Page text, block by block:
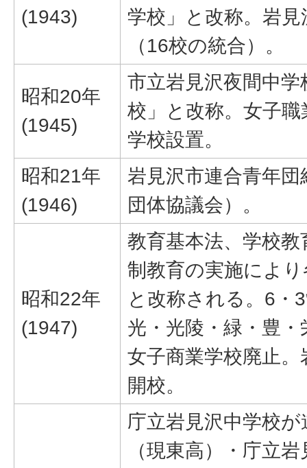
(1943)
学校」と改称。岩
（16校の統合）。
昭和20年
(1945)
市立岩見沢夜間中
校」と改称。女子
学校設置。
昭和21年
(1946)
岩見沢市連合青年
団体協議会）。
昭和22年
(1947)
教育基本法、学校
制教育の実施によ
と改称される。6・
光・光陵・緑・豊
女子商業学校廃止
開校。
庁立岩見沢中学校
（現東高）・庁立